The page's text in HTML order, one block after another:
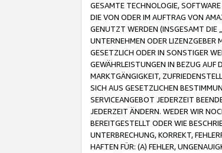
GESAMTE TECHNOLOGIE,
DIE VON ODER IM AUFTRAG VON
GENUTZT WERDEN (INSGESAMT DIE „
UNTERNEHMEN ODER LIZENZGEBER
GESETZLICH ODER IN SONSTIGER
GEWÄHRLEISTUNGEN IN BEZUG AUF
MARKTGÄNGIGKEIT,
SICH AUS GESETZLICHEN
SERVICEANGEBOT JEDERZEIT
JEDERZEIT ÄNDERN. WEDER WIR
BEREITGESTELLT ODER WIE
UNTERBRECHUNG, KORREKT,
HAFTEN FÜR: (A) FEHLER,